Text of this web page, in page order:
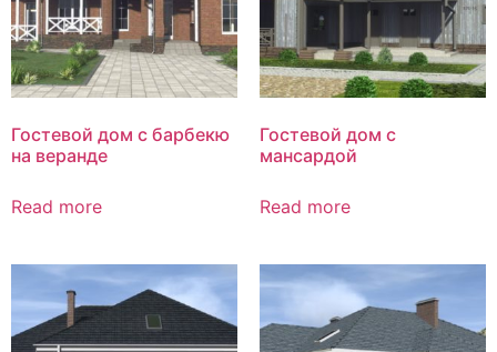
Гостевой дом с барбекю
на веранде
Read more
Гостевой дом с
мансардой
Read more